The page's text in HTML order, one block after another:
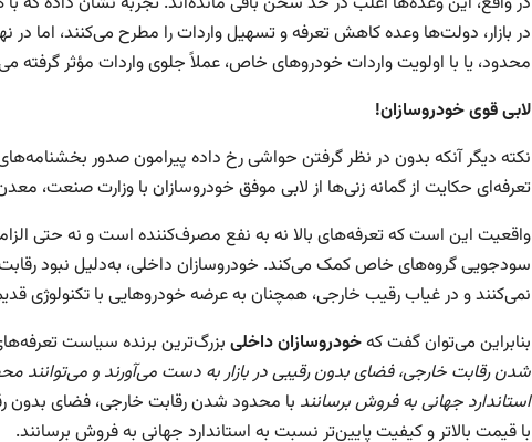
در بازار، دولت‌ها وعده کاهش تعرفه و تسهیل واردات را مطرح می‌کنند، اما
محدود، یا با اولویت واردات خودروهای خاص، عملاً جلوی واردات مؤثر گرفته
لابی قوی خودروسازان!
نکته دیگر آنکه بدون در نظر گرفتن حواشی رخ داده پیرامون صدور
تعرفه‌ای حکایت از گمانه زنی‌ها از لابی موفق خودروسازان با وزارت صنعت،
واقعیت این است که تعرفه‌های بالا نه به نفع مصرف‌کننده است و نه حتی
سودجویی گروه‌های خاص کمک می‌کند. خودروسازان داخلی، به‌دلیل نبود
نمی‌کنند و در غیاب رقیب خارجی، همچنان به عرضه خودروهایی با تکنولوژی
بنابراین می‌توان گفت کهخودروسازان داخلی بزرگ‌ترین برنده سیاست
شدن رقابت خارجی، فضای بدون رقیبی در بازار به دست می‌آورند و می‌توانند
استاندارد جهانی به فروش برسانند با محدود شدن رقابت خارجی، فضای بدون
با قیمت بالاتر و کیفیت پایین‌تر نسبت به استاندارد جهانی به فروش برسانند.